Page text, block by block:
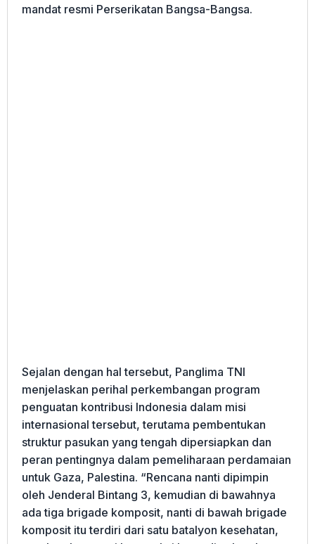
mandat resmi Perserikatan Bangsa-Bangsa.
Sejalan dengan hal tersebut, Panglima TNI
menjelaskan perihal perkembangan program
penguatan kontribusi Indonesia dalam misi
internasional tersebut, terutama pembentukan
struktur pasukan yang tengah dipersiapkan dan
peran pentingnya dalam pemeliharaan perdamaian
untuk Gaza, Palestina. “Rencana nanti dipimpin
oleh Jenderal Bintang 3, kemudian di bawahnya
ada tiga brigade komposit, nanti di bawah brigade
komposit itu terdiri dari satu batalyon kesehatan,